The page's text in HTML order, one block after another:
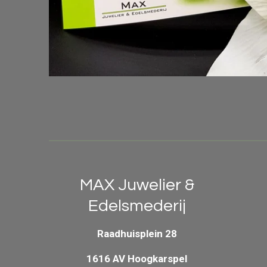
MAX Juwelier &
Edelsmederij
Raadhuisplein 28
1616 AV Hoogkarspel